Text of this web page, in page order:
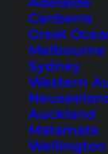
Canberra
Great
Melbourne
Sydney
Western
Auckland
Matamata
Wellington
Koh
Koh Rong